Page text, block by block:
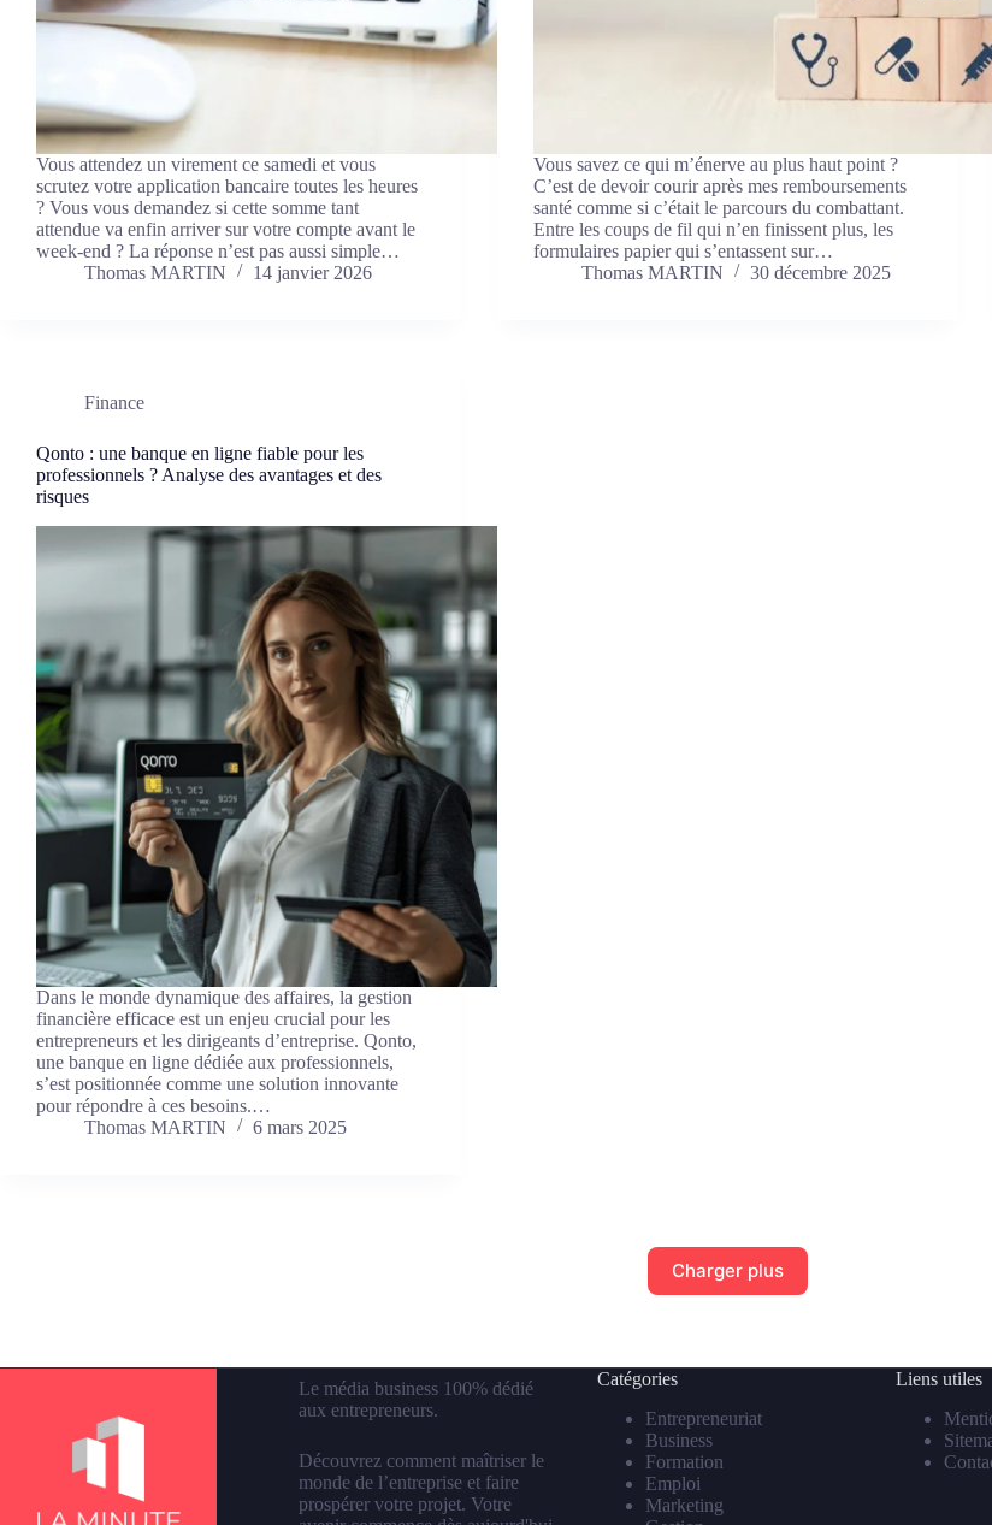
Vous attendez un virement ce samedi et vous
scrutez votre application bancaire toutes les heures
? Vous vous demandez si cette somme tant
attendue va enfin arriver sur votre compte avant le
week-end ? La réponse n’est pas aussi simple…
Thomas MARTIN
14 janvier 2026
Vous savez ce qui m’énerve au plus haut point ?
C’est de devoir courir après mes remboursements
santé comme si c’était le parcours du combattant.
Entre les coups de fil qui n’en finissent plus, les
formulaires papier qui s’entassent sur…
Thomas MARTIN
30 décembre 2025
Finance
Qonto : une banque en ligne fiable pour les
professionnels ? Analyse des avantages et des
risques
Dans le monde dynamique des affaires, la gestion
financière efficace est un enjeu crucial pour les
entrepreneurs et les dirigeants d’entreprise. Qonto,
une banque en ligne dédiée aux professionnels,
s’est positionnée comme une solution innovante
pour répondre à ces besoins.…
Thomas MARTIN
6 mars 2025
Charger plus
Le média business 100% dédié
aux entrepreneurs.
Découvrez comment maîtriser le
monde de l’entreprise et faire
prospérer votre projet. Votre
Catégories
Entrepreneuriat
Business
Formation
Emploi
Marketing
Liens utiles